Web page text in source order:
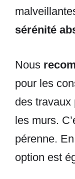
sérénité
Nous
pour les
des travaux
les murs.
pérenne.
option est